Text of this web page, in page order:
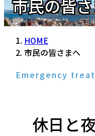
市民の皆
HOME
市民の皆さまへ
Emergency
休日と